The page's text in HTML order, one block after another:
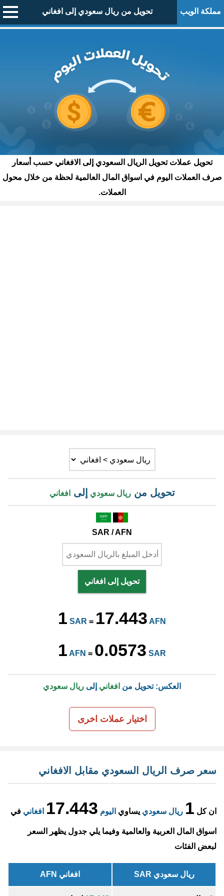
مملكة الويب تحويل من ريال سعودي إلى افغاني
تحويل عملات تحويل الريال السعودي إلى الافغاني حسب أسعار
صرف العملات اليوم في اسواق المال العالمية لحظة من خلال محول
العملات.
تحويل منريال سعودي إلى افغاني
SAR / AFN
تحويل إلى افغاني
1 SAR = 17.443 AFN
1 AFN = 0.0573 SAR
العكس: تحويل من افغاني إلى ريال سعودي
اختيار عملات اخرى
سعر صرف الريال السعودي مقابل الافغاني
ان كل 1 ريال سعودي يساوي اليوم 17.443 افغاني في
اسواق المال العربية والعالمية وفيما يلي جدول يظهر السعر
لبعض الفئات
ريال سعودي SAR افغاني AFN